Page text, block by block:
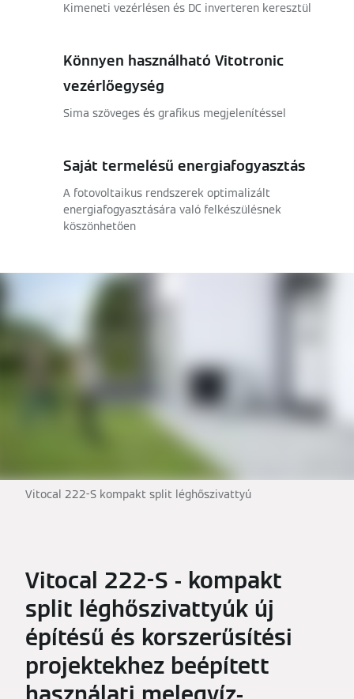
Kimeneti vezérlésen és DC inverteren keresztül
Könnyen használható Vitotronic
vezérlőegység
Sima szöveges és grafikus megjelenítéssel
Saját termelésű energiafogyasztás
A fotovoltaikus rendszerek optimalizált
energiafogyasztására való felkészülésnek
köszönhetően
Vitocal 222-S kompakt split léghőszivattyú
Vitocal 222-S - kompakt
split léghőszivattyúk új
építésű és korszerűsítési
projektekhez beépített